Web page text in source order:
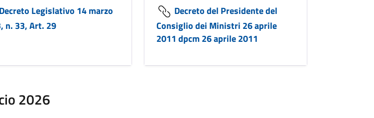
Decreto Legislativo 14 marzo
n. 33, Art. 29
Decreto del Presidente del
Consiglio dei Ministri 26 aprile
2011 dpcm 26 aprile 2011
2026